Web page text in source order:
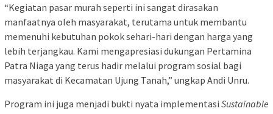
“Kegiatan pasar murah seperti ini sangat dirasakan
manfaatnya oleh masyarakat, terutama untuk membantu
memenuhi kebutuhan pokok sehari-hari dengan harga yang
lebih terjangkau. Kami mengapresiasi dukungan Pertamina
Patra Niaga yang terus hadir melalui program sosial bagi
masyarakat di Kecamatan Ujung Tanah,” ungkap Andi Unru.
Program ini juga menjadi bukti nyata implementasi Sustainable